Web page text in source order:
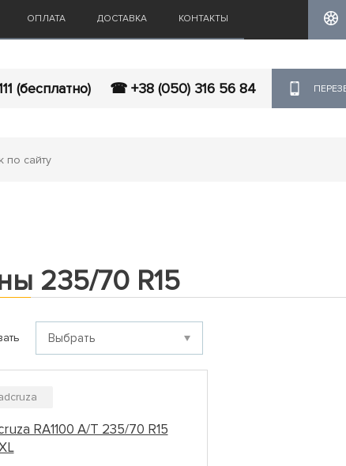
ОПЛАТА ДОСТАВКА КОНТАКТЫ
(бесплатно) ☎ +38 (050) 316 56 84
235/70 R15
RA1100 A/T 235/70 R15